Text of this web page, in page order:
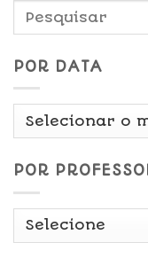
POR DATA
Por
POR